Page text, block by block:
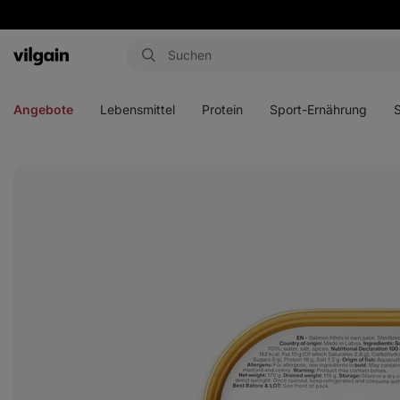
Aktin
Angebote Lebensmittel Protein Sport-Ernährung